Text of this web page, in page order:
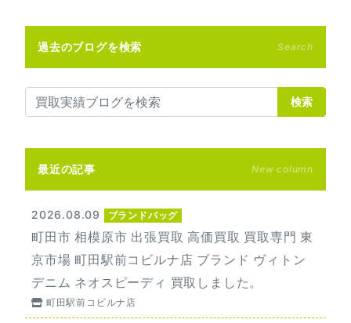
過去のブログを検索 Search
検索
最近の記事 New column
2026.08.09 ブランドバッグ
町田市 相模原市 出張買取 高価買取 買取専門 東
京市場 町田駅前コビルナ店 ブランド ヴィトン
デニム ネオスピーディ 買取しました。
町田駅前コビルナ店